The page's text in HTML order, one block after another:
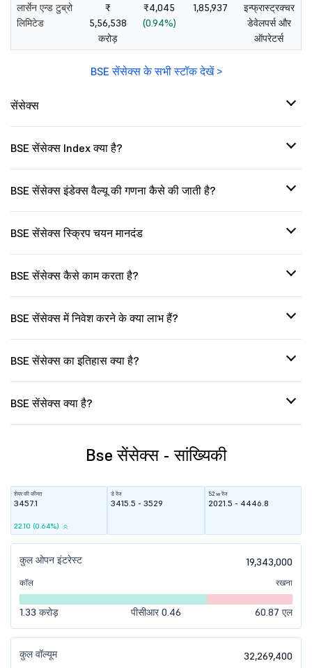
लार्सेन एन्ड टुब्रो
लिमिटेड
₹
5,56,538
करोड़
₹4,045
(0.94%)
1,85,937
इन्फ्रास्ट्रक्चर
डेवेलपर्स और
ऑपरेटर्स
BSE सेंसेक्स के सभी स्टॉक देखें >
सेंसेक्स
BSE सेंसेक्स Index क्या है?
BSE सेंसेक्स इंडेक्स वैल्यू की गणना कैसे की जाती है?
BSE सेंसेक्स स्क्रिप चयन मानदंड
BSE सेंसेक्स कैसे काम करता है?
BSE सेंसेक्स में निवेश करने के क्या लाभ हैं?
BSE सेंसेक्स का इतिहास क्या है?
BSE सेंसेक्स क्या है?
Bse सेंसेक्स - सांख्यिकी
शेयर की कीमत
3457.1
22.10 (0.64%)
डे रेंज
3415.5 - 3529
52 w रेंज
2021.5 - 4446.8
कुल ओपन इंटरेस्ट 19,343,000
कॉल रखना
1.33 करोड़ पीसीआर 0.46 60.87 एल
कुल वॉल्यूम 32,269,400